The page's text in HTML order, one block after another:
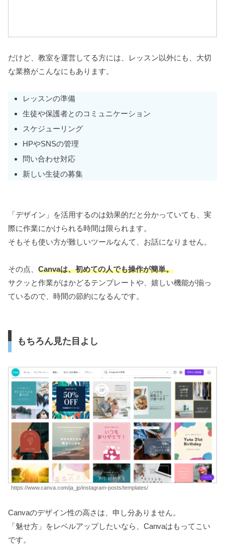
だけど、教室を運営してる方には、レッスン以外にも、大切
な業務がこんなにもあります。
レッスンの準備
生徒や保護者とのコミュニケーション
スケジューリング
HPやSNSの管理
問い合わせ対応
新しい生徒の募集
「デザイン」を活用するのは効果的だと分かっていても、実
際に作業にかけられる時間は限られます。
そもそも使い方が難しいツールなんて、お話になりません。
その点、 Canvaは、初めての人でも操作が簡単。
サクッと作業がはかどるテンプレートや、嬉しい機能が揃っ
ているので、時間の節約になるんです。
もちろん見た目よし
https://www.canva.com/ja_jp/instagram-posts/templates/
Canvaのデザイン性の高さは、申し分ありません。
「魅せ方」をレベルアップしたいなら、Canvaはもってこい
です。